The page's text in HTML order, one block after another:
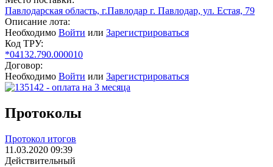
Павлодарская область, г.Павлодар г. Павлодар, ул. Естая, 79
Описание лота:
Необходимо Войти или Зарегистрироваться
Код ТРУ:
*04132.790.000010
Договор:
Необходимо Войти или Зарегистрироваться
Протоколы
Протокол итогов
11.03.2020 09:39
Действительный